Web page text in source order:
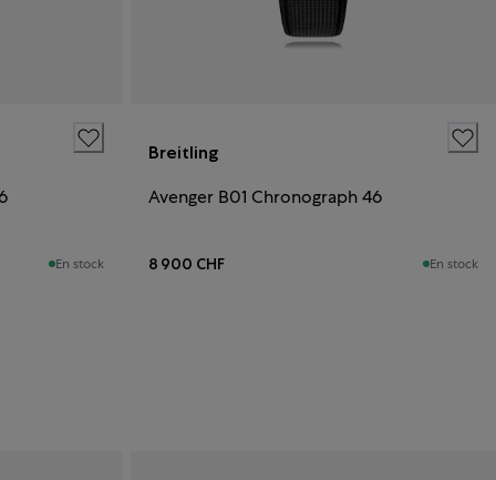
En stock
Breitling
Avenger B01 Chronograph 46
8 900 CHF En stock